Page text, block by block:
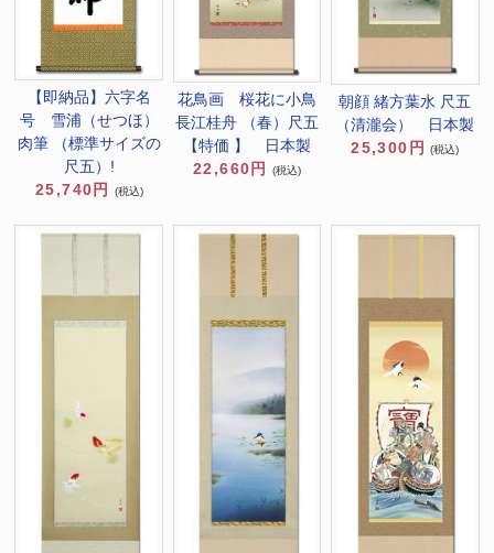
【即納品】六字名
号 雪浦（せつほ）
肉筆 （標準サイズの
尺五）!
25,740円
(税込)
花鳥画 桜花に小鳥
長江桂舟 （春）尺五
【特価 】 日本製
22,660円
(税込)
朝顔 緒方葉水 尺五
（清瀧会） 日本製
25,300円
(税込)